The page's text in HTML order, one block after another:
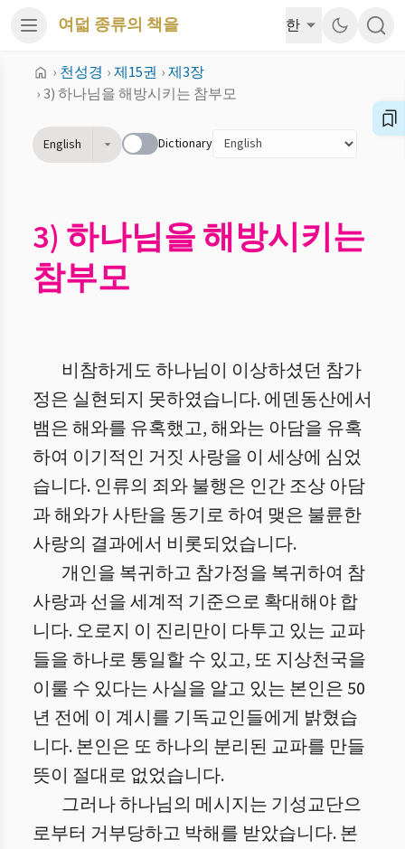
여덟 종류의 책을 한
› 천성경 ›제15권 ›제3장
› 3) 하나님을 해방시키는 참부모
English Dictionary
3) 하나님을 해방시키는
참부모
비참하게도 하나님이 이상하셨던 참가
정은 실현되지 못하였습니다. 에덴동산에서
뱀은 해와를 유혹했고, 해와는 아담을 유혹
하여 이기적인 거짓 사랑을 이 세상에 심었
습니다. 인류의 죄와 불행은 인간 조상 아담
과 해와가 사탄을 동기로 하여 맺은 불륜한
사랑의 결과에서 비롯되었습니다.
개인을 복귀하고 참가정을 복귀하여 참
사랑과 선을 세계적 기준으로 확대해야 합
니다. 오로지 이 진리만이 다투고 있는 교파
들을 하나로 통일할 수 있고, 또 지상천국을
이룰 수 있다는 사실을 알고 있는 본인은 50
년 전에 이 계시를 기독교인들에게 밝혔습
니다. 본인은 또 하나의 분리된 교파를 만들
뜻이 절대로 없었습니다.
그러나 하나님의 메시지는 기성교단으
로부터 거부당하고 박해를 받았습니다. 본